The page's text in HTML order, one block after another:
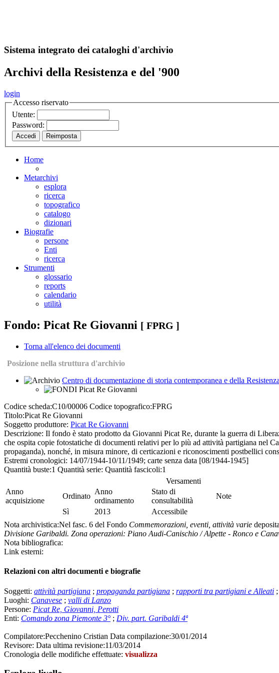
Sistema integrato dei cataloghi d'archivio
Archivi della Resistenza e del '900
login
Accesso riservato
Utente:
Password:
Home
Metarchivi
esplora
ricerca
topografico
catalogo
dizionari
Biografie
persone
Enti
ricerca
Strumenti
glossario
reports
calendario
utilità
Fondo: Picat Re Giovanni [ FPRG ]
Torna all'elenco dei documenti
Posizione nella struttura d'archivio
Centro di documentazione di storia contemporanea e della
Picat Re Giovanni
Codice scheda:C10/00006 Codice topografico:FPRG
Titolo:Picat Re Giovanni
Soggetto produttore: Picat Re Giovanni
Descrizione: Il fondo è stato prodotto da Giovanni Picat Re, durante la guerra di
che ospita copie fotostatiche di documenti relativi per lo più ad attività partigiana nel
propaganda), nonché, in misura minore, di certicazioni e riconoscimenti postbellici
Estremi cronologici: 14/07/1944-10/11/1949; carte senza data [08/1944-1945]
Quantità buste:1 Quantità serie: Quantità fascicoli:1
Versamenti
Anno
acquisizione
Ordinato
Anno
ordinamento
Stato di
consultabilità
Note
Sì
2013
Accessibile
Nota archivistica:Nel fasc. 6 del Fondo Commemorazioni, eventi, attività varie
Divisione Garibaldi. Zona operazioni: Piano Audi-Canischio / Alpette - Ronco e
Nota bibliografica:
Link esterni:
Relazioni con altri documenti e biografie
Soggetti: attività partigiana ; propaganda partigiana ; rapporti tra partigiani e Alleati ;
Luoghi: Canavese ; valli di Lanzo
Persone: Picat Re, Giovanni, Perotti
Enti: Comando zona Piemonte 3°; Div. part. Garibaldi 4ª
Compilatore:Pecchenino Cristian Data compilazione:30/01/2014
Revisore: Data ultima revisione:11/03/2014
Cronologia delle modifiche effettuate: visualizza